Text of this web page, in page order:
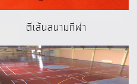
ตีเส้นสนามกีฬา